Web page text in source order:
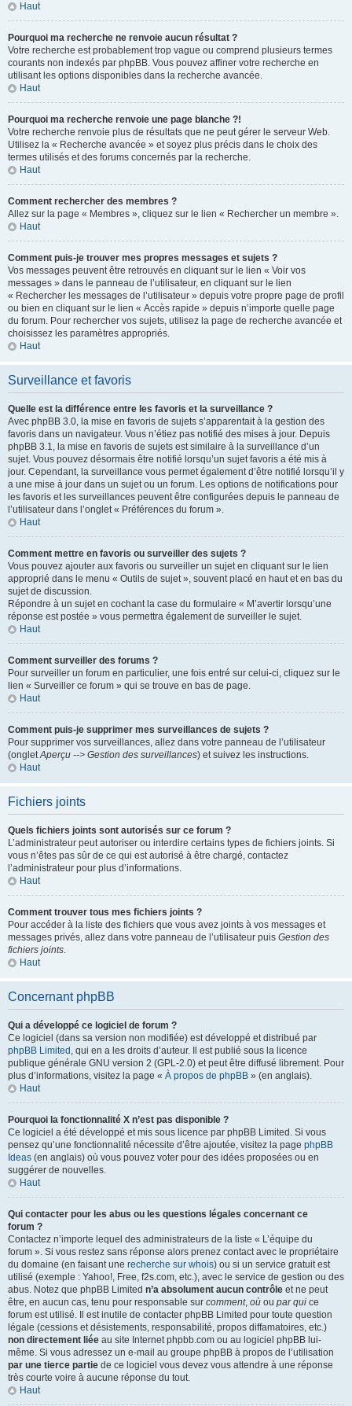
Haut
Pourquoi ma recherche ne renvoie aucun résultat ?
Votre recherche est probablement trop vague ou comprend plusieurs termes
courants non indexés par phpBB. Vous pouvez affiner votre recherche en
utilisant les options disponibles dans la recherche avancée.
Haut
Pourquoi ma recherche renvoie une page blanche ?!
Votre recherche renvoie plus de résultats que ne peut gérer le serveur Web.
Utilisez la « Recherche avancée » et soyez plus précis dans le choix des
termes utilisés et des forums concernés par la recherche.
Haut
Comment rechercher des membres ?
Allez sur la page « Membres », cliquez sur le lien « Rechercher un membre ».
Haut
Comment puis-je trouver mes propres messages et sujets ?
Vos messages peuvent être retrouvés en cliquant sur le lien « Voir vos
messages » dans le panneau de l’utilisateur, en cliquant sur le lien
« Rechercher les messages de l’utilisateur » depuis votre propre page de profil
ou bien en cliquant sur le lien « Accès rapide » depuis n’importe quelle page
du forum. Pour rechercher vos sujets, utilisez la page de recherche avancée et
choisissez les paramètres appropriés.
Haut
Surveillance et favoris
Quelle est la différence entre les favoris et la surveillance ?
Avec phpBB 3.0, la mise en favoris de sujets s’apparentait à la gestion des
favoris dans un navigateur. Vous n’étiez pas notifié des mises à jour. Depuis
phpBB 3.1, la mise en favoris de sujets est similaire à la surveillance d’un
sujet. Vous pouvez désormais être notifié lorsqu’un sujet favoris a été mis à
jour. Cependant, la surveillance vous permet également d’être notifié lorsqu’il y
a une mise à jour dans un sujet ou un forum. Les options de notifications pour
les favoris et les surveillances peuvent être configurées depuis le panneau de
l’utilisateur dans l’onglet « Préférences du forum ».
Haut
Comment mettre en favoris ou surveiller des sujets ?
Vous pouvez ajouter aux favoris ou surveiller un sujet en cliquant sur le lien
approprié dans le menu « Outils de sujet », souvent placé en haut et en bas du
sujet de discussion.
Répondre à un sujet en cochant la case du formulaire « M’avertir lorsqu’une
réponse est postée » vous permettra également de surveiller le sujet.
Haut
Comment surveiller des forums ?
Pour surveiller un forum en particulier, une fois entré sur celui-ci, cliquez sur le
lien « Surveiller ce forum » qui se trouve en bas de page.
Haut
Comment puis-je supprimer mes surveillances de sujets ?
Pour supprimer vos surveillances, allez dans votre panneau de l’utilisateur
(ongletAperçu --> Gestion des surveillances) et suivez les instructions.
Haut
Fichiers joints
Quels fichiers joints sont autorisés sur ce forum ?
L’administrateur peut autoriser ou interdire certains types de fichiers joints. Si
vous n’êtes pas sûr de ce qui est autorisé à être chargé, contactez
l’administrateur pour plus d’informations.
Haut
Comment trouver tous mes fichiers joints ?
Pour accéder à la liste des fichiers que vous avez joints à vos messages et
messages privés, allez dans votre panneau de l’utilisateur puis Gestion des
fichiers joints.
Haut
Concernant phpBB
Qui a développé ce logiciel de forum ?
Ce logiciel (dans sa version non modifiée) est développé et distribué par
phpBB Limited , qui en a les droits d’auteur. Il est publié sous la licence
publique générale GNU version 2 (GPL-2.0) et peut être diffusé librement. Pour
plus d’informations, visitez la page « À propos de phpBB » (en anglais).
Haut
Pourquoi la fonctionnalité X n’est pas disponible ?
Ce logiciel a été développé et mis sous licence par phpBB Limited. Si vous
pensez qu’une fonctionnalité nécessite d’être ajoutée, visitez la page phpBB
Ideas (en anglais) où vous pouvez voter pour des idées proposées ou en
suggérer de nouvelles.
Haut
Qui contacter pour les abus ou les questions légales concernant ce
forum ?
Contactez n’importe lequel des administrateurs de la liste « L’équipe du
forum ». Si vous restez sans réponse alors prenez contact avec le propriétaire
du domaine (en faisant une recherche sur whois) ou si un service gratuit est
utilisé (exemple : Yahoo!, Free, f2s.com, etc.), avec le service de gestion ou des
abus. Notez que phpBB Limited n’a absolument aucun contrôle et ne peut
être, en aucun cas, tenu pour responsable sur comment, où ou par qui ce
forum est utilisé. Il est inutile de contacter phpBB Limited pour toute question
légale (cessions et désistements, responsabilité, propos diffamatoires, etc.)
non directement liée au site Internet phpbb.com ou au logiciel phpBB lui-
même. Si vous adressez un e-mail au groupe phpBB à propos de l’utilisation
par une tierce partie de ce logiciel vous devez vous attendre à une réponse
très courte voire à aucune réponse du tout.
Haut